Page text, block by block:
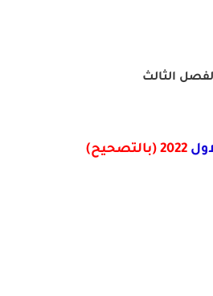
الثالث
2022 (بالتصحيح)